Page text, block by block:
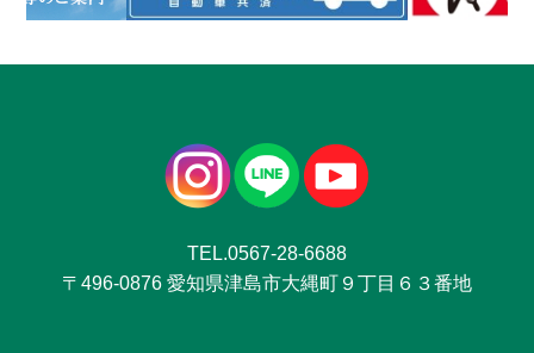
TEL.0567-28-6688
〒496-0876 愛知県津島市大縄町９丁目６３番地